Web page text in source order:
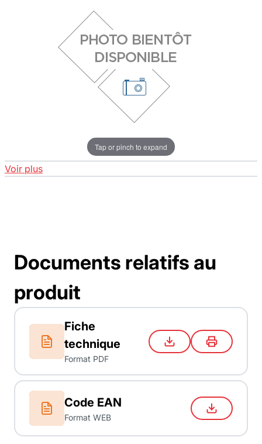
Tap or pinch to expand
Voir plus
Documents relatifs au
produit
Fiche
technique
Format PDF
Code EAN
Format WEB